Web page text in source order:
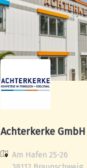
Achterkerke GmbH
Am Hafen 25-26